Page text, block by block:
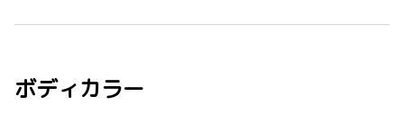
ボディカラー